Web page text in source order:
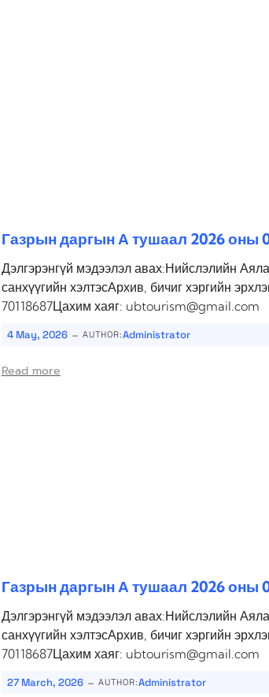
Газрын даргын А тушаал 2026 оны
Дэлгэрэнгүй мэдээлэл авах:Нийслэлийн
санхүүгийн хэлтэсАрхив, бичиг хэргийн
70118687Цахим хаяг: ubtourism@gmail.com
4 May, 2026 - AUTHOR:Administrator
Read more
Газрын даргын А тушаал 2026 оны
Дэлгэрэнгүй мэдээлэл авах:Нийслэлийн
санхүүгийн хэлтэсАрхив, бичиг хэргийн
70118687Цахим хаяг: ubtourism@gmail.com
27 March, 2026 - AUTHOR:Administrator